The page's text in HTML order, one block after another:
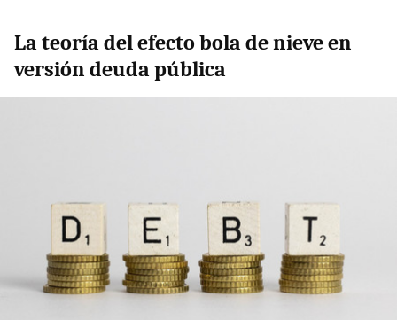
La teoría del efecto bola de nieve en
versión deuda pública